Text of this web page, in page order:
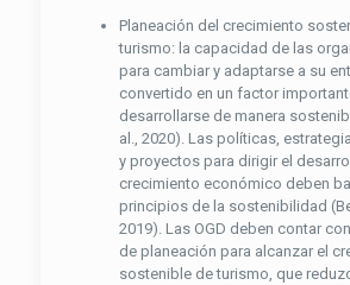
Planeación del crecimiento
turismo: la capacidad de las
para cambiar y adaptarse a su
convertido en un factor
desarrollarse de manera
al., 2020). Las políticas,
y proyectos para dirigir el
crecimiento económico deben
principios de la sostenibilidad
2019). Las OGD deben contar
de planeación para alcanzar el
sostenible de turismo, que